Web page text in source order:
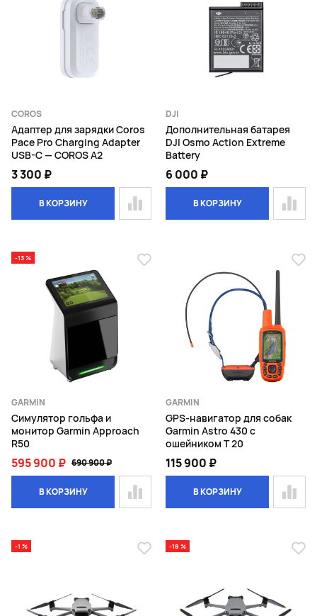
COROS
Адаптер для зарядки Coros
Pace Pro Charging Adapter
USB-C — COROS A2
3 300 ₽
В КОРЗИНУ
DJI
Дополнительная батарея
DJI Osmo Action Extreme
Battery
6 000 ₽
В КОРЗИНУ
-13 %
GARMIN
Симулятор гольфа и
монитор Garmin Approach
R50
595 900 ₽ 690 900 ₽
В КОРЗИНУ
GARMIN
GPS-навигатор для собак
Garmin Astro 430 с
ошейником T 20
115 900 ₽
В КОРЗИНУ
-1 % -18 %